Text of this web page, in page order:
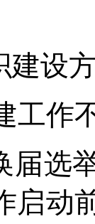
建设
工作
届选
启动